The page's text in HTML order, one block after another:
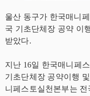
울산 동구가 한국매니
국 기초단체장 공약 이
받았다.
지난 16일 한국매니페
기초단체장 공약이행
니페스토실천본부는